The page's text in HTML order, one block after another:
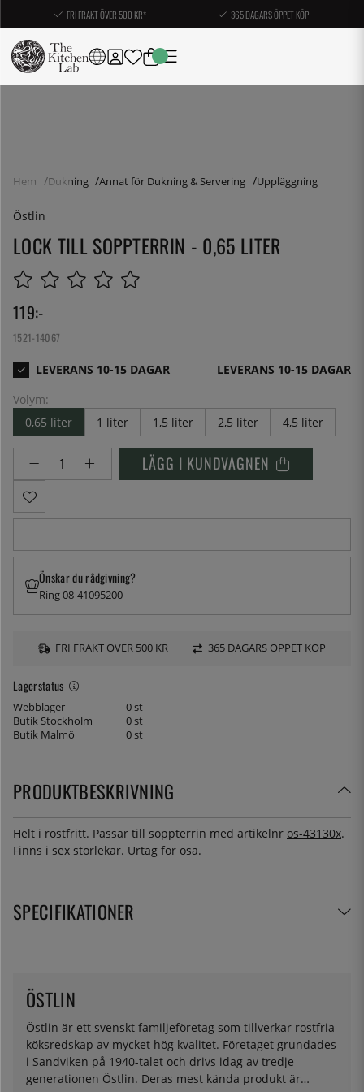
FRI FRAKT ÖVER 500 KR* 365 DAGARS ÖPPET KÖP
Hem Dukning Annat för Dukning & Servering Uppläggning
Östlin
LOCK TILL SOPPTERRIN - 0,65 LITER
119:-
1521-14067
LEVERANS 10-15 DAGAR
Volym:
0,65 liter
1 liter 1,5 liter 2,5 liter 4,5 liter
LÄGG I KUNDVAGNEN
Lagerstatus
Webblager
0 st
Butik Stockholm
0 st
Butik Malmö
0 st
Önskar du rådgivning?
Ring 08-41095200
FRI FRAKT ÖVER 500 KR 365 DAGARS ÖPPET KÖP
PRODUKTBESKRIVNING
Helt i rostfritt. Passar till soppterrin med artikelnr os-43130x.
Finns i sex storlekar. Urtag för ösa.
SPECIFIKATIONER
Östlin är ett svenskt familjeföretag som tillverkar rostfria
köksredskap av mycket hög kvalitet. Företaget grundades
i Sandviken på 1940-talet och drivs idag av tredje
generationen Östlin. Deras mest kända produkt är
ÖSTLIN